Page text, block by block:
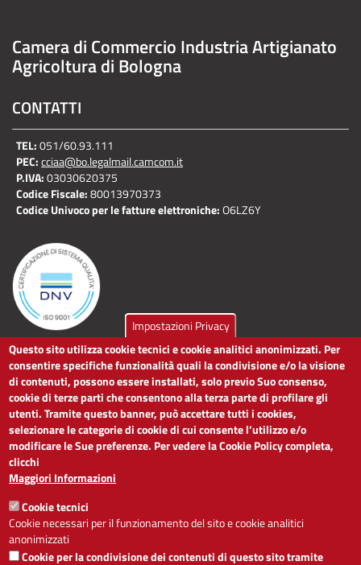
Camera di Commercio Industria Artigianato
Agricoltura di Bologna
CONTATTI
TEL:051/60.93.111
PEC:cciaa@bo.legalmail.camcom.it
P.IVA:03030620375
Codice Fiscale:80013970373
Codice Univoco per le fatture elettroniche:O6LZ6Y
LINK UTILI
Dichiarazione di accessibilità
Obiettivi di accessibilità
Segnalaci problemi di accessibilità
Note legali
Privacy
Accesso riservato
ACCESSIBILITÀ
Impostazioni Privacy
Questo sito utilizza cookie tecnici e cookie analitici anonimizzati. Per
consentire specifiche funzionalità quali la condivisione e/o la visione
di contenuti, possono essere installati, solo previo Suo consenso,
cookie di terze parti che consentono alla terza parte di profilare gli
utenti. Tramite questo banner, può accettare tutti i cookies,
selezionare le categorie di cookie di cui consente l’utilizzo e/o
modificare le Sue preferenze. Per vedere la Cookie Policy completa,
clicchi
Maggiori Informazioni
Cookie tecnici
Cookie necessari per il funzionamento del sito e cookie analitici
anonimizzati
Cookie per la condivisione dei contenuti di questo sito tramite